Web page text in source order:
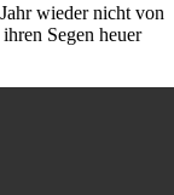
wieder nicht von
Segen heuer